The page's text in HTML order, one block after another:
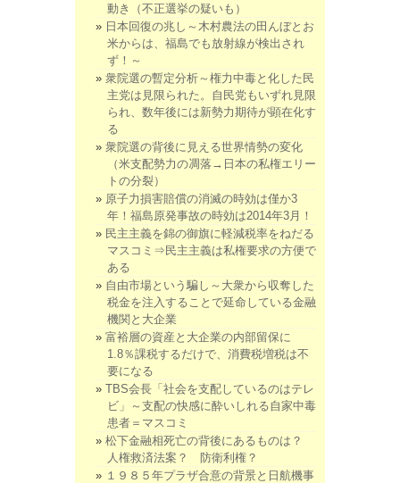
動き（不正選挙の疑いも）
日本回復の兆し～木村農法の田んぼとお
米からは、福島でも放射線が検出され
ず！～
衆院選の暫定分析～権力中毒と化した民
主党は見限られた。自民党もいずれ見限
られ、数年後には新勢力期待が顕在化す
る
衆院選の背後に見える世界情勢の変化
（米支配勢力の凋落→日本の私権エリー
トの分裂）
原子力損害賠償の消滅の時効は僅か3
年！福島原発事故の時効は2014年3月！
民主主義を錦の御旗に軽減税率をねだる
マスコミ⇒民主主義は私権要求の方便で
ある
自由市場という騙し～大衆から収奪した
税金を注入することで延命している金融
機関と大企業
富裕層の資産と大企業の内部留保に
1.8％課税するだけで、消費税増税は不
要になる
TBS会長「社会を支配しているのはテレ
ビ」～支配の快感に酔いしれる自家中毒
患者＝マスコミ
松下金融相死亡の背後にあるものは？
人権救済法案？ 防衛利権？
１９８５年プラザ合意の背景と日航機事